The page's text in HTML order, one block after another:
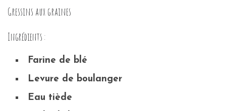
Gressins aux graines
Ingrédients :
Farine de blé
Levure de boulanger
Eau tiède